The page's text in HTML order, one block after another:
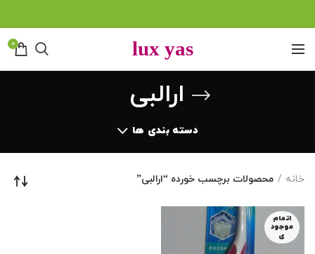
0
ارالبی
دسته بندی ها
خانه محصولات برچسب خورده “ارالبی”
اتمام
موجود
ی